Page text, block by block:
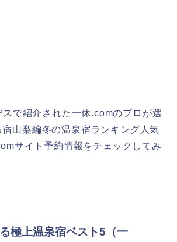
で紹介された一休.comのプロが選
山梨編冬の温泉宿ランキング人気
サイト予約情報をチェックしてみ
極上温泉宿ベスト5（一